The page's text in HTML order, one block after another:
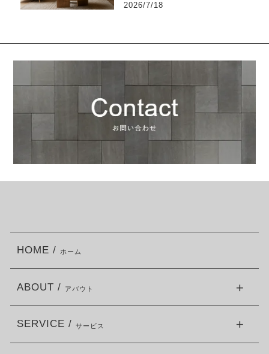
2026/7/18
HOME / ホーム
ABOUT / アバウト
SERVICE / サービス